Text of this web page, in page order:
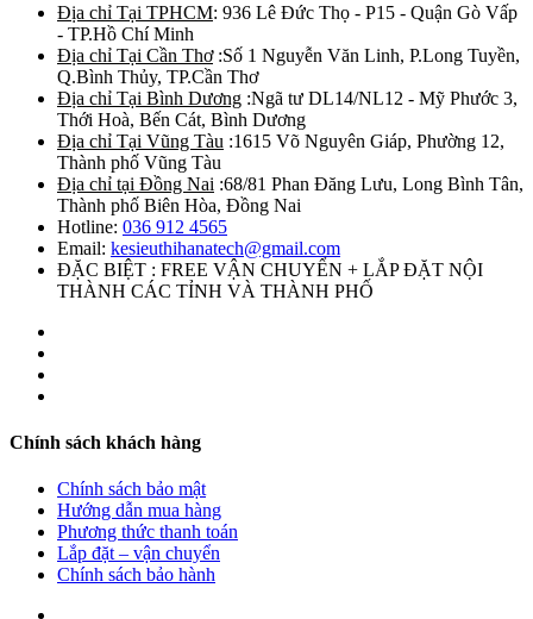
Địa chỉ Tại TPHCM: 936 Lê Đức Thọ - P15 - Quận Gò Vấp
- TP.Hồ Chí Minh
Địa chỉ Tại Cần Thơ:Số 1 Nguyễn Văn Linh, P.Long Tuyền,
Q.Bình Thủy, TP.Cần Thơ
Địa chỉ Tại Bình Dương :Ngã tư DL14/NL12 - Mỹ Phước 3,
Thới Hoà, Bến Cát, Bình Dương
Địa chỉ Tại Vũng Tàu :1615 Võ Nguyên Giáp, Phường 12,
Thành phố Vũng Tàu
Địa chỉ tại Đồng Nai :68/81 Phan Đăng Lưu, Long Bình Tân,
Thành phố Biên Hòa, Đồng Nai
Hotline: 036 912 4565
Email: kesieuthihanatech@gmail.com
ĐẶC BIỆT : FREE VẬN CHUYỂN + LẮP ĐẶT NỘI
THÀNH CÁC TỈNH VÀ THÀNH PHỐ
Chính sách khách hàng
Chính sách bảo mật
Hướng dẫn mua hàng
Phương thức thanh toán
Lắp đặt – vận chuyển
Chính sách bảo hành